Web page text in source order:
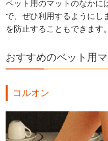
ペット用のマットのなかに
で、ぜひ利用するようにし
を防止することもできます。
おすすめのペット用
コルオン